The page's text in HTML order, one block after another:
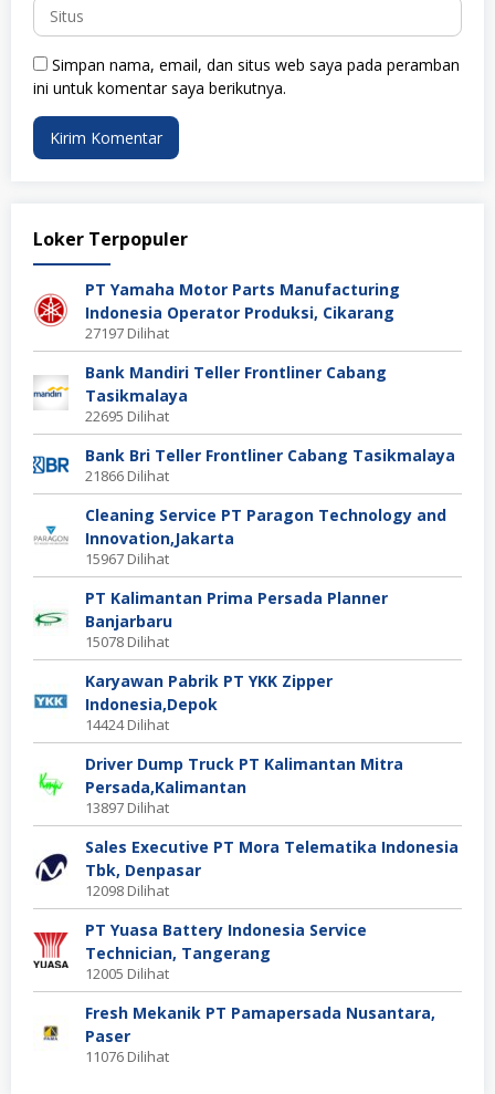
Simpan nama, email, dan situs web saya pada peramban
ini untuk komentar saya berikutnya.
Loker Terpopuler
PT Yamaha Motor Parts Manufacturing
Indonesia Operator Produksi, Cikarang
27197 Dilihat
Bank Mandiri Teller Frontliner Cabang
Tasikmalaya
22695 Dilihat
Bank Bri Teller Frontliner Cabang Tasikmalaya
21866 Dilihat
Cleaning Service PT Paragon Technology and
Innovation,Jakarta
15967 Dilihat
PT Kalimantan Prima Persada Planner
Banjarbaru
15078 Dilihat
Karyawan Pabrik PT YKK Zipper
Indonesia,Depok
14424 Dilihat
Driver Dump Truck PT Kalimantan Mitra
Persada,Kalimantan
13897 Dilihat
Sales Executive PT Mora Telematika Indonesia
Tbk, Denpasar
12098 Dilihat
PT Yuasa Battery Indonesia Service
Technician, Tangerang
12005 Dilihat
Fresh Mekanik PT Pamapersada Nusantara,
Paser
11076 Dilihat